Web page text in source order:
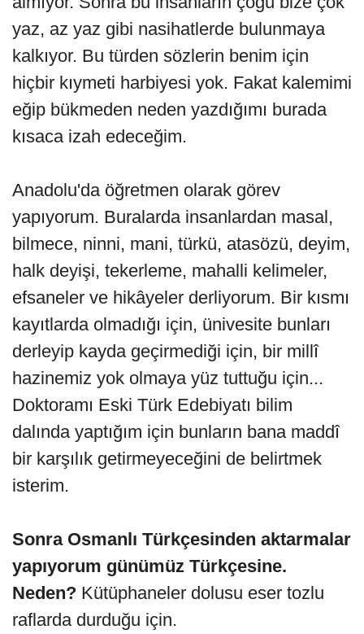
yaz, az yaz gibi nasihatlerde bulunmaya
kalkıyor. Bu türden sözlerin benim için
hiçbir kıymeti harbiyesi yok. Fakat kalemimi
eğip bükmeden neden yazdığımı burada
kısaca izah edeceğim.
Anadolu'da öğretmen olarak görev
yapıyorum. Buralarda insanlardan masal,
bilmece, ninni, mani, türkü, atasözü, deyim,
halk deyişi, tekerleme, mahalli kelimeler,
efsaneler ve hikâyeler derliyorum. Bir kısmı
kayıtlarda olmadığı için, ünivesite bunları
derleyip kayda geçirmediği için, bir millî
hazinemiz yok olmaya yüz tuttuğu için...
Doktoramı Eski Türk Edebiyatı bilim
dalında yaptığım için bunların bana maddî
bir karşılık getirmeyeceğini de belirtmek
isterim.
Sonra Osmanlı Türkçesinden aktarmalar
yapıyorum günümüz Türkçesine.
Neden? Kütüphaneler dolusu eser tozlu
raflarda durduğu için.